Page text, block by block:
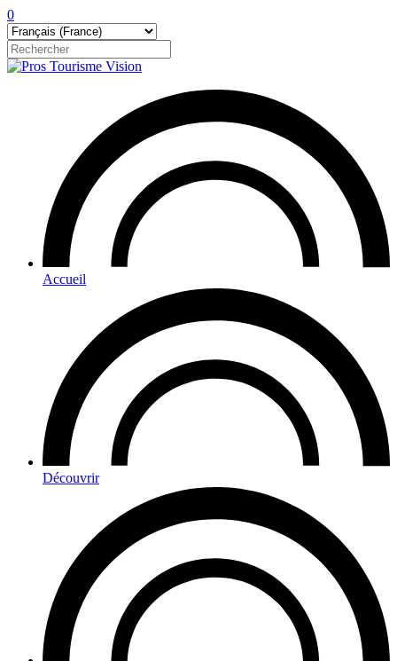
0
Accueil
Découvrir